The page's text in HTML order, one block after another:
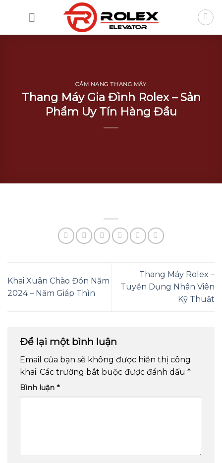
CẨM NANG THANG MÁY
Thang Máy Gia Đình Rolex – Sản
Phẩm Uy Tín Hàng Đầu
Khai Xuân Chào Đón Năm
2024 – Năm Giáp Thìn
Thang Máy Rolex –
Tuyển Dụng Nhân Viên
Kỹ Thuật
Để lại một bình luận
Email của bạn sẽ không được hiển thị công
khai. Các trường bắt buộc được đánh dấu *
Bình luận *